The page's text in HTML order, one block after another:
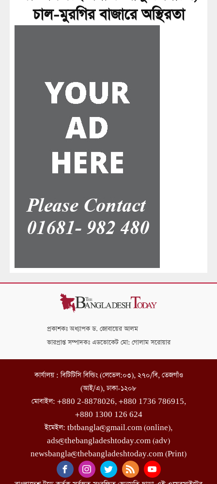
চাল-মুরগির বাজারে অস্থিরতা
প্রকাশকঃ অধ্যাপক ড. জোবায়ের আলম
ভারপ্রাপ্ত সম্পাদকঃ এডভোকেট মো: গোলাম সরোয়ার
কার্যালয় : বিটিটিসি বিল্ডিং (লেভেল:০৩), ২৭০/বি, তেজগাঁও
(আই/এ), ঢাকা-১২০৮
মোবাইল: +880 2-8878026, +880 1736 786915,
+880 1300 126 624
ইমেইল: tbtbangla@gmail.com (online),
ads@thebangladeshtoday.com (adv)
newsbangla@thebangladeshtoday.com (Print)